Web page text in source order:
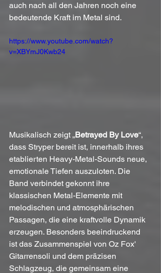
auch nach all den Jahren noch eine
bedeutende Kraft im Metal sind.
https://www.youtube.com/watch?
v=XBYmJ0Kwb24
Musikalisch zeigt „Betrayed By Love“,
dass Stryper bereit ist, innerhalb ihres
etablierten Heavy-Metal-Sounds neue,
emotionale Tiefen auszuloten. Die
Band verbindet gekonnt ihre
klassischen Metal-Elemente mit
melodischen und atmosphärischen
Passagen, die eine kraftvolle Dynamik
erzeugen. Besonders beeindruckend
ist das Zusammenspiel von Oz Fox'
Gitarrensoli und dem präzisen
Schlagzeug, die gemeinsam eine